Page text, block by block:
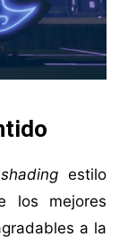
estilo
los mejores
a la